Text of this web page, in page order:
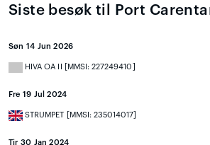
Siste besøk til Port
Søn 14 Jun 2026
HIVA OA II [MMSI: 227249410]
Fre 19 Jul 2024
STRUMPET [MMSI: 235014017]
Tir 30 Jan 2024